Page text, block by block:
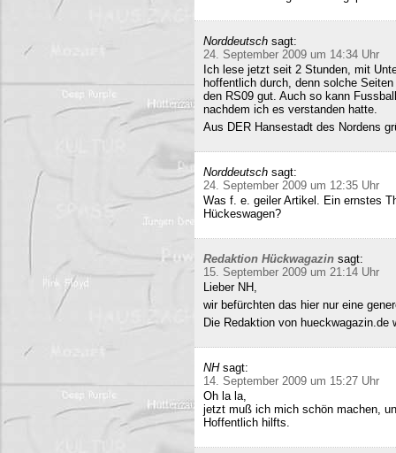
Norddeutsch sagt:
24. September 2009 um 14:34 Uhr
Ich lese jetzt seit 2 Stunden, mit
hoffentlich durch, denn solche
den RS09 gut. Auch so kann
nachdem ich es verstanden hatte.
Aus DER Hansestadt des Nordens
Norddeutsch sagt:
24. September 2009 um 12:35 Uhr
Was f. e. geiler Artikel. Ein ernstes
Hückeswagen?
Redaktion Hückwagazin sagt:
15. September 2009 um 21:14 Uhr
Lieber NH,
wir befürchten das hier nur eine
Die Redaktion von
NH sagt:
14. September 2009 um 15:27 Uhr
Oh la la,
jetzt muß ich mich schön machen,
Hoffentlich hilfts.